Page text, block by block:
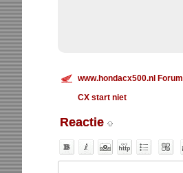
www.hondacx500.nl Forum
CX start niet
Reactie